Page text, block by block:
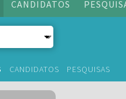
CANDIDATOS
CANDIDATOS PESQUISAS